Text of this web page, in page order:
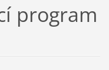
program